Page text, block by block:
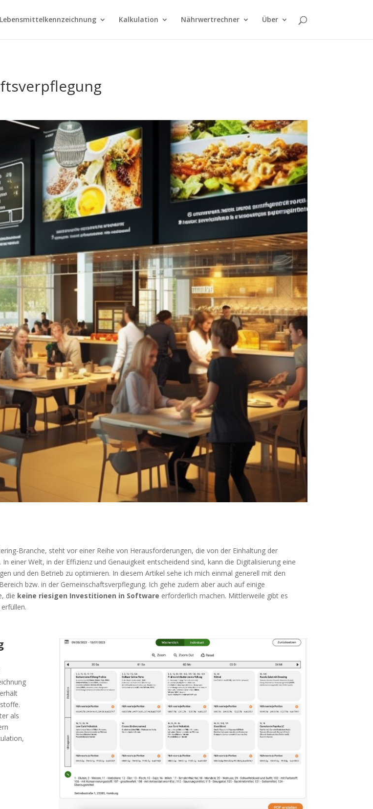
Lebensmittelkennzeichnung Kalkulation Nährwertrechner Über
Branche, steht vor einer Reihe von Herausforderungen, die von der Einhaltung der
einer Welt, in der Effizienz und Genauigkeit entscheidend sind, kann die Digitalisierung eine
und den Betrieb zu optimieren. In diesem Artikel sehe ich mich einmal generell mit den
bzw. in der Gemeinschaftsverpflegung. Ich gehe zudem aber auch auf einige
die keine riesigen Investitionen in Software erforderlich machen. Mittlerweile gibt es
als